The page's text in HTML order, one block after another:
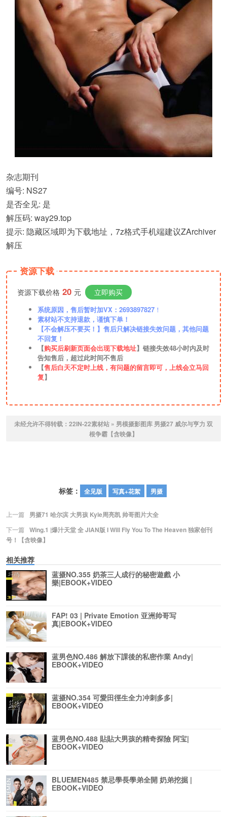
杂志期刊
编号: NS27
是否全见: 是
解压码: way29.top
提示: 隐藏区域即为下载地址，7z格式手机端建议ZArchiver
解压
资源下载
资源下载价格 20 元 立即购买
系统原因，售后暂时加VX：2693897827 ！
素材站不支持退款，谨慎下单！
【不会解压不要买！】售后只解决链接失效问题，其他问题
不回复！
【购买后刷新页面会出现下载地址】链接失效48小时内及时
告知售后，超过此时间不售后
【售后白天不定时上线，有问题的留言即可，上线会立马回
复】
未经允许不得转载： 22IN-22素材站 » 男模摄影图库 男摄27 威尔与亨力 双
根争霸【含映像】
标签： 全见版 写真+花絮 男摄
上一篇
男摄71 哈尔滨 大男孩 Kyle周亮凯 帅哥图片大全
下一篇 Wing.1 |爆汁天堂 全 JIAN版 I Will Fly You To The Heaven 独家创刊
号！【含映像】
相关推荐
蓝摄NO.355 奶茶三人成行的秘密遊戲 小
樂|EBOOK+VIDEO
FAP! 03 | Private Emotion 亚洲帅哥写
真|EBOOK+VIDEO
蓝男色NO.486 解放下課後的私密作業 Andy|
EBOOK+VIDEO
蓝摄NO.354 可愛田徑生全力冲刺多多|
EBOOK+VIDEO
蓝男色NO.488 貼貼大男孩的精奇探險 阿宝|
EBOOK+VIDEO
BLUEMEN485 禁忌學長學弟全開 奶弟挖掘 |
EBOOK+VIDEO